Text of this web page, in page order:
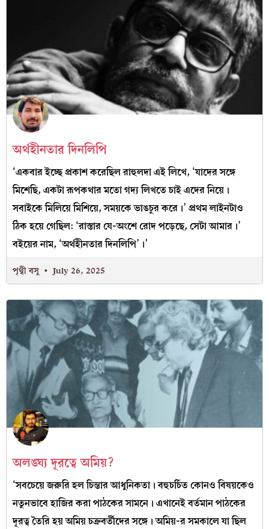
অর্থহীনতার দিনলিপি
‘একবার ইচ্ছে প্রকাশ করেছিল রাহুলদা এই লিখে, ‘যাদের সঙ্গে
মিশেছি, একটা রূপকথার মতো গদ্য লিখতে চাই এদের নিয়ে।
সবাইকে মিলিয়ে মিশিয়ে, সময়কে ভাঙচুর করে।’ প্রথম লাইনটাও
ঠিক হয়ে গেছিল: ‘রাস্তার যে-অংশে রোদ পড়েছে, সেটা আমার।’
বইয়ের নাম, ‘অর্থহীনতার দিনলিপি’।’
পৃথ্বী বসু July 26, 2025
অলঙ্ঘ্য দূরত্বে অমিয়?
‘সবচেয়ে জরুরি হল চিন্তার আধুনিকতা। বহুচর্চিত কোনও বিষয়কেও
নতুনভাবে হাজির করা পাঠকের সামনে। এখানেই বর্তমান পাঠকের
দূরত্ব তৈরি হয় অমিয় চক্রবর্তীদের সঙ্গে। অমিয়-র সমকালে যা ছিল